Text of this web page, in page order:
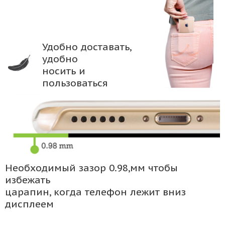
Удобно доставать,
удобно
носить и
пользоваться
Необходимый зазор 0.98,мм чтобы
избежать
царапин, когда телефон лежит вниз
дисплеем